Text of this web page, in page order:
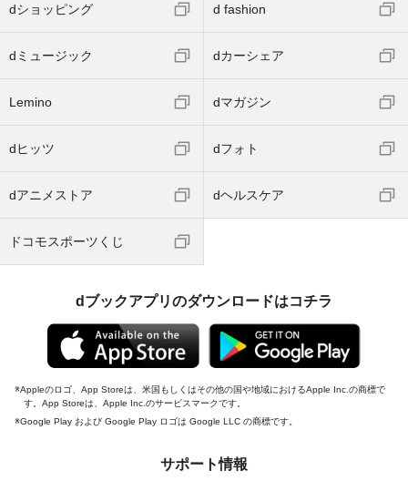
dショッピング d fashion
dミュージック dカーシェア
Lemino dマガジン
dヒッツ dフォト
dアニメストア dヘルスケア
ドコモスポーツくじ
dブックアプリのダウンロードはコチラ
Appleのロゴ、App Storeは、米国もしくはその他の国や地域におけるApple Inc.の商標で
す。App Storeは、Apple Inc.のサービスマークです。
Google Play および Google Play ロゴは Google LLC の商標です。
サポート情報